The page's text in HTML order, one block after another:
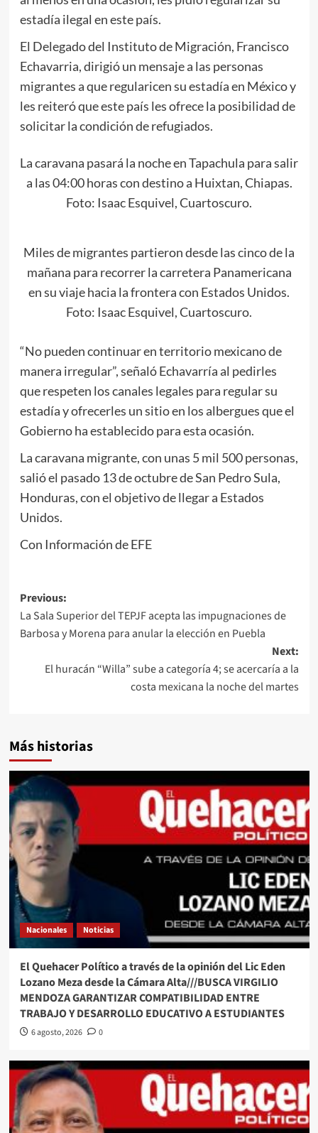
estadía ilegal en este país.
El Delegado del Instituto de Migración, Francisco
Echavarria, dirigió un mensaje a las personas
migrantes a que regularicen su estadía en México y
les reiteró que este país les ofrece la posibilidad de
solicitar la condición de refugiados.
La caravana pasará la noche en Tapachula para salir
a las 04:00 horas con destino a Huixtan, Chiapas.
Foto: Isaac Esquivel, Cuartoscuro.
Miles de migrantes partieron desde las cinco de la
mañana para recorrer la carretera Panamericana
en su viaje hacia la frontera con Estados Unidos.
Foto: Isaac Esquivel, Cuartoscuro.
“No pueden continuar en territorio mexicano de
manera irregular”, señaló Echavarría al pedirles
que respeten los canales legales para regular su
estadía y ofrecerles un sitio en los albergues que el
Gobierno ha establecido para esta ocasión.
La caravana migrante, con unas 5 mil 500 personas,
salió el pasado 13 de octubre de San Pedro Sula,
Honduras, con el objetivo de llegar a Estados
Unidos.
Con Información de EFE
Post
navigation
Previous:
La Sala Superior del TEPJF acepta las impugnaciones de
Barbosa y Morena para anular la elección en Puebla
Next:
El huracán “Willa” sube a categoría 4; se acercaría a la
costa mexicana la noche del martes
Más historias
Nacionales Noticias
El Quehacer Político a través de la opinión del Lic Eden
Lozano Meza desde la Cámara Alta///BUSCA VIRGILIO
MENDOZA GARANTIZAR COMPATIBILIDAD ENTRE
TRABAJO Y DESARROLLO EDUCATIVO A ESTUDIANTES
6 agosto, 2026 0